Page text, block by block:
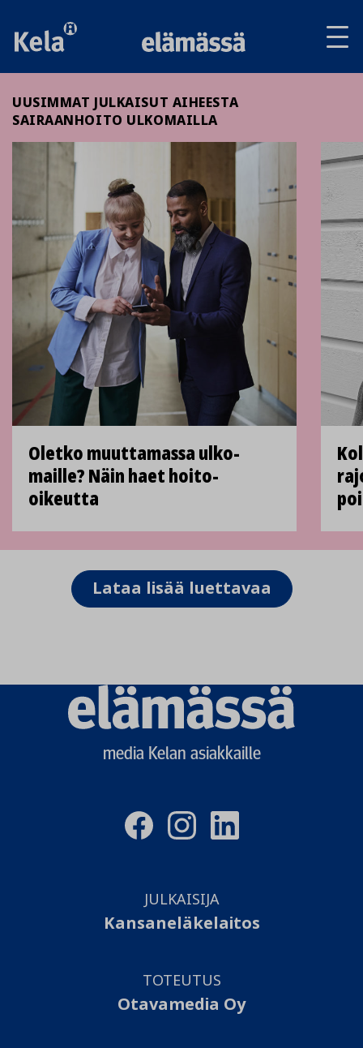
UUSIMMAT JULKAISUT AIHEESTA
SAIRAANHOITO ULKOMAILLA
Oletko muuttamassa ulko­
maille? Näin haet hoito-
oikeutta
Lataa lisää luettavaa
Elämässä
logo
media Kelan asiakkaille
JULKAISIJA
Kansaneläkelaitos
TOTEUTUS
Otavamedia Oy